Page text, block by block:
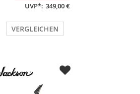
UVP*: 349,00 €
VERGLEICHEN